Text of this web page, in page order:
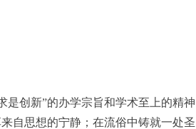
是创新”的办学宗旨和学术至上的精神
自思想的宁静；在流俗中铸就一处圣